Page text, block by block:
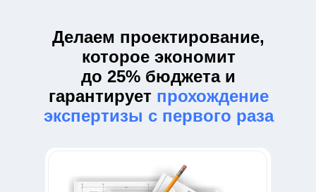
Делаем проектирование,
которое экономит
до 25% бюджета и
гарантирует прохождение
экспертизы с первого раза